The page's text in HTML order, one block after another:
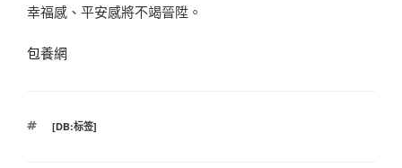
幸福感、平安感將不竭晉陞。
包養網
標
[DB:标签]